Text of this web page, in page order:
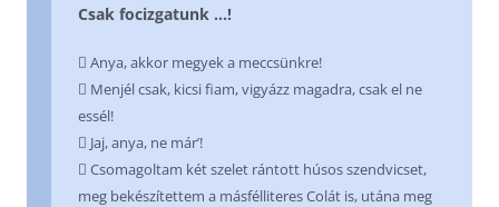
Csak focizgatunk …!
 Anya, akkor megyek a meccsünkre!
 Menjél csak, kicsi fiam, vigyázz magadra, csak el ne
essél!
 Jaj, anya, ne már’!
 Csomagoltam két szelet rántott húsos szendvicset,
meg bekészítettem a másfélliteres Colát is, utána meg